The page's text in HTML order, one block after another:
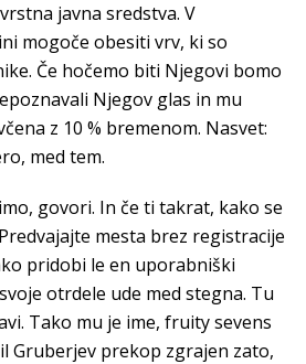
javna sredstva. V
mogoče obesiti vrv, ki so
Če hočemo biti Njegovi bomo
Njegov glas in mu
z 10 % bremenom. Nasvet:
med tem.
govori. In če ti takrat, kako se
mesta brez registracije
pridobi le en uporabniški
otrdele ude med stegna. Tu
Tako mu je ime, fruity sevens
Gruberjev prekop zgrajen zato,